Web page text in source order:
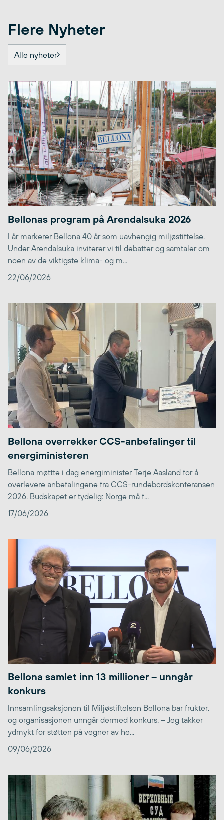
Flere Nyheter
Alle nyheter
Bellonas program på Arendalsuka 2026
I år markerer Bellona 40 år som uavhengig miljøstiftelse.
Under Arendalsuka inviterer vi til debatter og samtaler om
noen av de viktigste klima- og m...
22/06/2026
Bellona overrekker CCS-anbefalinger til
energiministeren
Bellona møttte i dag energiminister Terje Aasland for å
overlevere anbefalingene fra CCS-rundebordskonferansen
2026. Budskapet er tydelig: Norge må f...
17/06/2026
Bellona samlet inn 13 millioner – unngår
konkurs
Innsamlingsaksjonen til Miljøstiftelsen Bellona bar frukter,
og organisasjonen unngår dermed konkurs. – Jeg takker
ydmykt for støtten på vegner av he...
09/06/2026